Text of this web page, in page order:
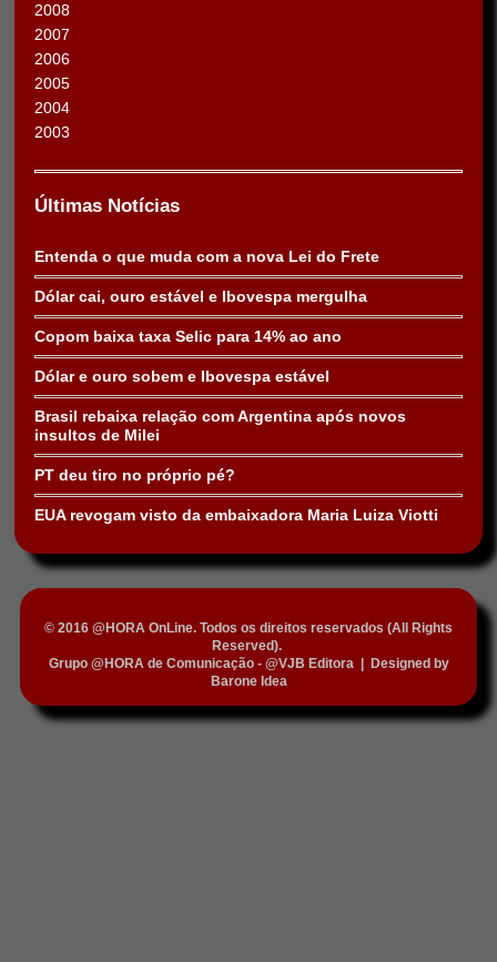
2008
2007
2006
2005
2004
2003
Últimas Notícias
Entenda o que muda com a nova Lei do Frete
Dólar cai, ouro estável e Ibovespa mergulha
Copom baixa taxa Selic para 14% ao ano
Dólar e ouro sobem e Ibovespa estável
Brasil rebaixa relação com Argentina após novos
insultos de Milei
PT deu tiro no próprio pé?
EUA revogam visto da embaixadora Maria Luiza Viotti
© 2016 @HORA OnLine. Todos os direitos reservados (All Rights
Reserved).
Grupo @HORA de Comunicação - @VJB Editora|
Designed by
Barone Idea